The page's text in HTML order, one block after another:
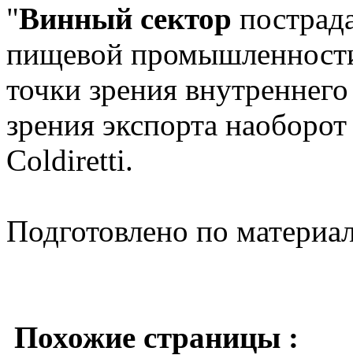
"Винный сектор
пищевой
точки зрения
зрения экспорта
Coldiretti.
Подготовлено по
Похожие страницы :